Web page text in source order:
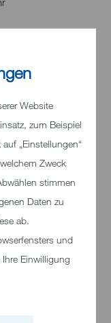
Website
zum Beispiel
„Einstellungen“
Zweck
stimmen
Daten zu
ab.
und
Einwilligung